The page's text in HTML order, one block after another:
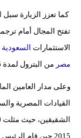
كما تعزز الزيارة سبل
تفتح المجال أمام
الاستثمارات السعودية
مصر من البترول لمدة 5 سنوات مقبلة.
وعلى مدار العامين
القيادات المصرية
2015 حين قام